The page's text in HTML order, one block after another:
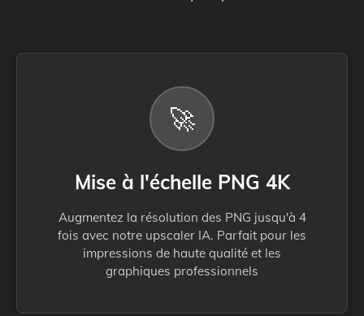
🚀
Mise à l'échelle PNG 4K
Augmentez la résolution des PNG jusqu'à 4
fois avec notre upscaler IA. Parfait pour les
impressions de haute qualité et les
graphiques professionnels